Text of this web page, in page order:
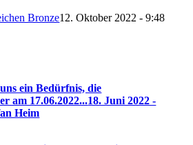
Bronze12. Oktober 2022 - 9:48
ein Bedürfnis, die
am 17.06.2022...18. Juni 2022 -
Heim